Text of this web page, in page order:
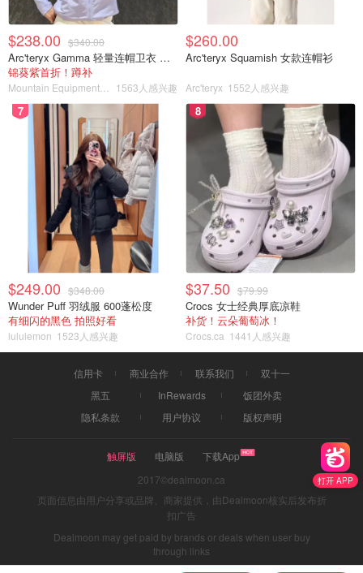
打开 APP
$238.00 $340.00
Arc'teryx Gamma 轻量连帽卫衣 女款
锦葵紫首折！蹲补
1563人感兴趣
$260.00
Arc'teryx Squamish 女款连帽衫
Arc'teryx 1552人感兴趣
7
$249.00 $348.00
Wunder Puff 羽绒服 600蓬松度
有细闪的黑色 拍照好看
lululemon 1523人感兴趣
8
$37.50 $79.99
Crocs 女士经典厚底凉鞋
补货！云朵葡萄冰！
Crocs.ca 1441人感兴趣
信用卡 商业合作 联系我们
双十一
黑五
InRewards
饭团外卖
隐私条款
用户协议 版权声明
触屏版 电脑版
下载App
2017©dealmoon.ca
页面信息由用户分享或品牌、商家提供，由Dealmoon核实后发布折
扣广告
Dealmoon may get paid by brands or deals when user buy
through links